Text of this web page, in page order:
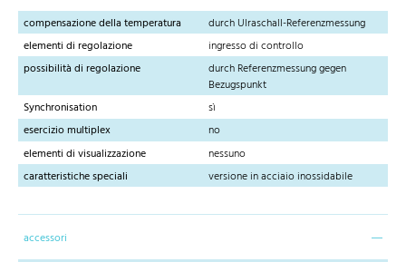
compensazione della temperatura
durch Ulraschall-Referenzmessung
elementi di regolazione
ingresso di controllo
possibilità di regolazione
durch Referenzmessung gegen
Bezugspunkt
Synchronisation
sì
esercizio multiplex
no
elementi di visualizzazione
nessuno
caratteristiche speciali
versione in acciaio inossidabile
accessori